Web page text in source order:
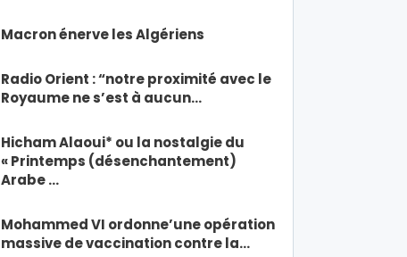
Macron énerve les Algériens
Radio Orient : “notre proximité avec le
Royaume ne s’est à aucun…
Hicham Alaoui* ou la nostalgie du
« Printemps (désenchantement)
Arabe …
Mohammed VI ordonne’une opération
massive de vaccination contre la…